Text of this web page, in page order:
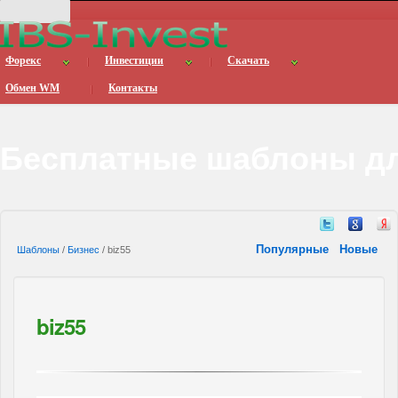
Форекс Инвестиции Скачать
Обмен WM Контакты
Шаблоны / Бизнес / biz55 Популярные Новые
biz55